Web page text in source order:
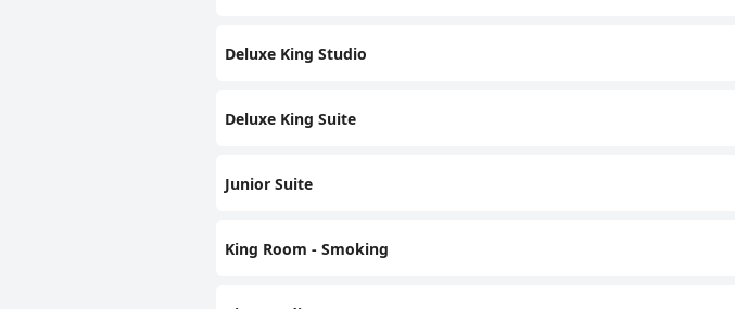
Deluxe King Studio
Deluxe King Suite
Junior Suite
King Room - Smoking